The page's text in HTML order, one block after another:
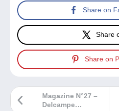
Share on
Share
Share on
Magazine N°27 –
Delcampe